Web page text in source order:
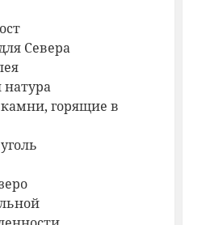
Севера
горящие в